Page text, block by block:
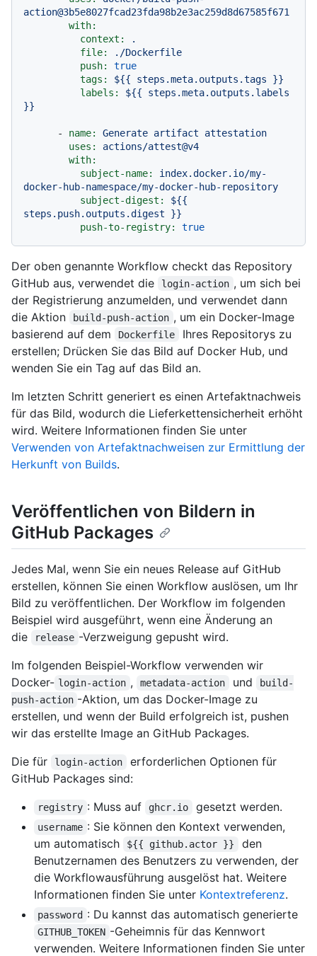
action@3b5e8027fcad23fda98b2e3ac259d8d67585f671
with:
context:
.
file:
./Dockerfile
push:
true
tags:
${{ steps.meta.outputs.tags
}}
labels:
${{
steps.meta.outputs.labels
}}
- name: Generate artifact
attestation
uses:
actions/attest@v4
with:
subject-name:
index.docker.io/my-
docker-hub-namespace/my-docker-hub-repository
subject-digest:
${{
steps.push.outputs.digest
}}
push-to-registry:
true
Der oben genannte Workflow checkt das Repository
GitHub aus, verwendet die
login-action , um sich bei
der Registrierung anzumelden, und verwendet dann
die Aktion
build-push-action , um ein Docker-Image
basierend auf dem
Dockerfile
Ihres Repositorys zu
erstellen; Drücken Sie das Bild auf Docker Hub, und
wenden Sie ein Tag auf das Bild an.
Im letzten Schritt generiert es einen Artefaktnachweis
für das Bild, wodurch die Lieferkettensicherheit erhöht
wird. Weitere Informationen finden Sie unter
Verwenden von Artefaktnachweisen zur Ermittlung der
Herkunft von Builds.
Veröffentlichen von Bildern in
GitHub Packages
Jedes Mal, wenn Sie ein neues Release auf GitHub
erstellen, können Sie einen Workflow auslösen, um Ihr
Bild zu veröffentlichen. Der Workflow im folgenden
Beispiel wird ausgeführt, wenn eine Änderung an
die
release -Verzweigung gepusht wird.
Im folgenden Beispiel-Workflow verwenden wir
Docker- login-action , metadata-action und
build-
push-action -Aktion, um das Docker-Image zu
erstellen, und wenn der Build erfolgreich ist, pushen
wir das erstellte Image an GitHub Packages.
Die für
login-action
erforderlichen Optionen für
GitHub Packages sind:
registry : Muss auf ghcr.io gesetzt werden.
username : Sie können den Kontext verwenden,
um automatisch
${{ github.actor }}
den
Benutzernamen des Benutzers zu verwenden, der
die Workflowausführung ausgelöst hat. Weitere
Informationen finden Sie unter Kontextreferenz.
password : Du kannst das automatisch generierte
GITHUB_TOKEN -Geheimnis für das Kennwort
verwenden. Weitere Informationen finden Sie unter